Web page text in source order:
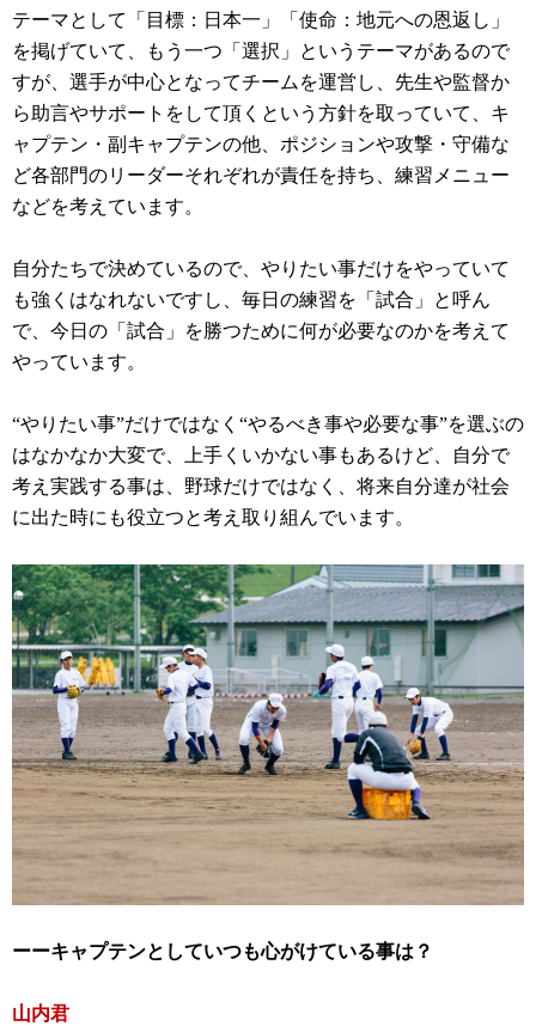
テーマとして「目標：日本一」「使命：地元への恩返し」
を掲げていて、もう一つ「選択」というテーマがあるので
すが、選手が中心となってチームを運営し、先生や監督か
ら助言やサポートをして頂くという方針を取っていて、キ
ャプテン・副キャプテンの他、ポジションや攻撃・守備な
ど各部門のリーダーそれぞれが責任を持ち、練習メニュー
などを考えています。
自分たちで決めているので、やりたい事だけをやっていて
も強くはなれないですし、毎日の練習を「試合」と呼ん
で、今日の「試合」を勝つために何が必要なのかを考えて
やっています。
“やりたい事”だけではなく“やるべき事や必要な事”を選ぶの
はなかなか大変で、上手くいかない事もあるけど、自分で
考え実践する事は、野球だけではなく、将来自分達が社会
に出た時にも役立つと考え取り組んでいます。
ーーキャプテンとしていつも心がけている事は？
山内君